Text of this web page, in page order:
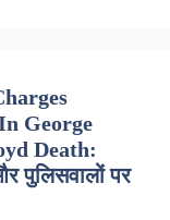
George
Death:
पुलिसवालों पर